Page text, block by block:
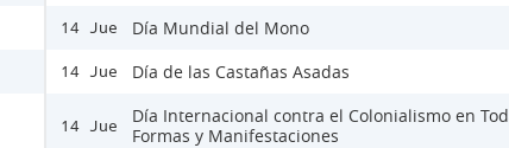
14 Jue Día Mundial del Mono
14 Jue Día de las Castañas Asadas
14 Jue
Día Internacional contra el Colonialismo en
Formas y Manifestaciones